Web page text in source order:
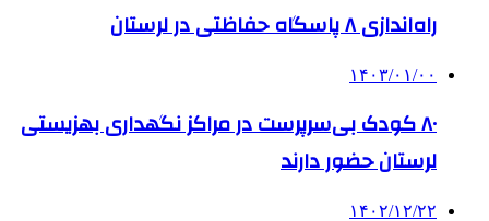
راه‌اندازی ۸ پاسگاه حفاظتی در لرستان
۱۴۰۳/۰۱/۰۰
۸۰ کودک بی‌سرپرست در مراکز نگهداری بهزیستی
لرستان حضور دارند
۱۴۰۲/۱۲/۲۲